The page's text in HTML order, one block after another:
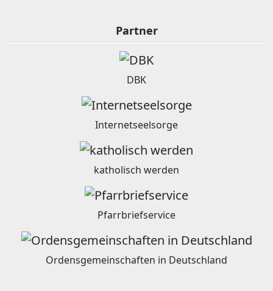
Partner
DBK
Internetseelsorge
katholisch werden
Pfarrbriefservice
Ordensgemeinschaften in Deutschland